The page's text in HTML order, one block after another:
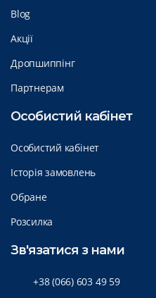
Blog
Акції
Дропшиппінг
Партнерам
Особистий кабінет
Особистий кабінет
Історія замовлень
Обране
Розсилка
Зв'язатися з нами
+38 (066) 603 49 59